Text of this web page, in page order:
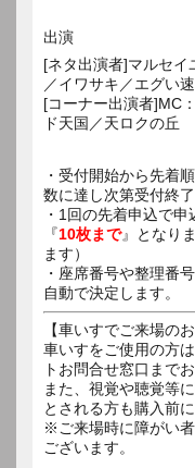
出演
[ネタ出演者]マルセイ
／イワサキ／エグい
[コーナー出演者]MC
ド天国／天ロクの丘
・受付開始から先着
数に達し次第受付終了
・1回の先着申込で
『10枚まで』となり
ます）
・座席番号や整理番
自動で決定します。
【車いすでご来場の
車いすをご使用の方
トお問合せ窓口まで
また、視覚や聴覚等
とされる方も購入前
※ご来場時に障がい
ございます。